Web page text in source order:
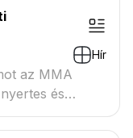
Hír
az MMA
és
a